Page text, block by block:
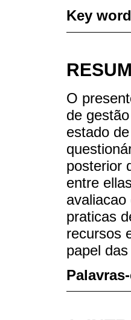
Key
O
de
estado
posterior
entre
praticas
recursos
papel